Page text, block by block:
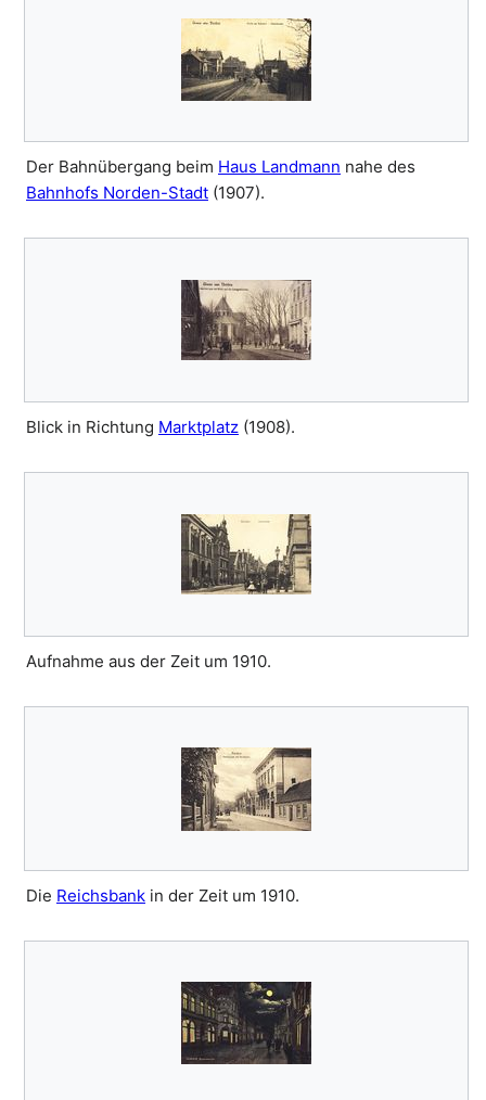
Der Bahnübergang beim Haus Landmann nahe des
Bahnhofs Norden-Stadt (1907).
Blick in Richtung Marktplatz (1908).
Aufnahme aus der Zeit um 1910.
Die Reichsbank in der Zeit um 1910.